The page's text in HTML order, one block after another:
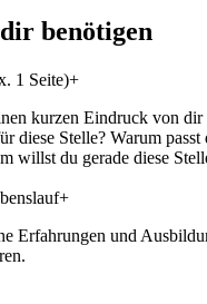
benötigen
1 Seite)+
kurzen Eindruck von dir
diese Stelle? Warum
willst du gerade diese
+
Erfahrungen und